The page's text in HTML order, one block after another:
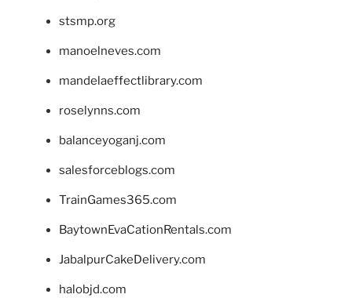
stsmp.org
manoelneves.com
mandelaeffectlibrary.com
roselynns.com
balanceyoganj.com
salesforceblogs.com
TrainGames365.com
BaytownEvaCationRentals.com
JabalpurCakeDelivery.com
halobjd.com